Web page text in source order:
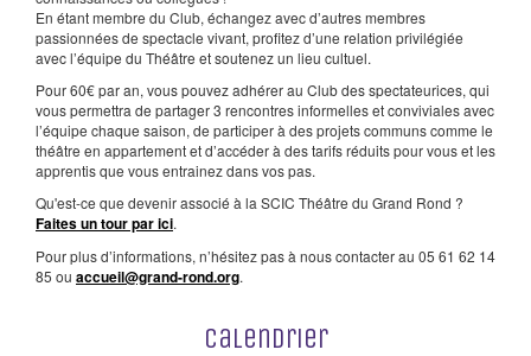
En étant membre du Club, échangez avec d’autres membres
passionnées de spectacle vivant, profitez d’une relation privilégiée
avec l’équipe du Théâtre et soutenez un lieu cultuel.
Pour 60€ par an, vous pouvez adhérer au Club des spectateurices, qui
vous permettra de partager 3 rencontres informelles et conviviales avec
l’équipe chaque saison, de participer à des projets communs comme le
théâtre en appartement et d’accéder à des tarifs réduits pour vous et les
apprentis que vous entrainez dans vos pas.
Qu'est-ce que devenir associé à la SCIC Théâtre du Grand Rond ?
Faites un tour par ici.
Pour plus d’informations, n’hésitez pas à nous contacter au 05 61 62 14
85 ou accueil@grand-rond.org.
Calendrier